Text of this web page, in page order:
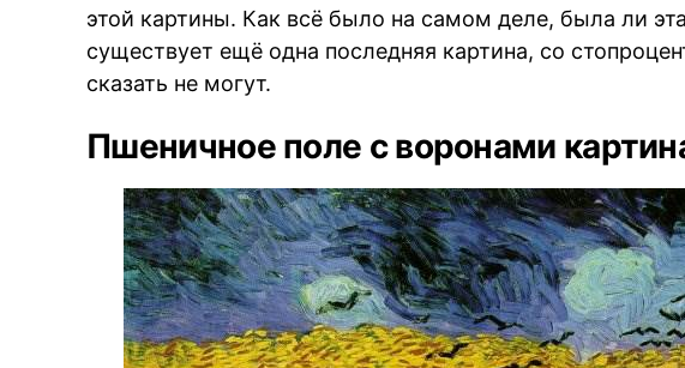
этой картины. Как всё было на самом деле, была ли
существует ещё одна последняя картина, со
сказать не могут.
Пшеничное поле с воронами